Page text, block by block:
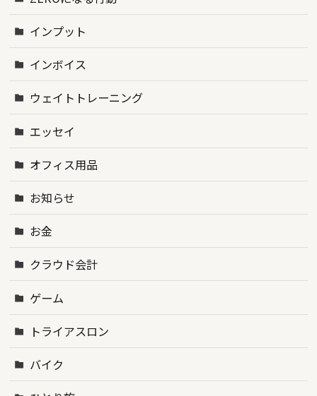
インプット
インボイス
ウェイトトレーニング
エッセイ
オフィス用品
お知らせ
お金
クラウド会計
ゲーム
トライアスロン
バイク